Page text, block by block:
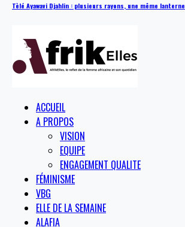
Tèlé Ayawavi Djahlin : plusieurs rayons, une même lanterne
ACCUEIL
A PROPOS
VISION
EQUIPE
ENGAGEMENT QUALITE
FÉMINISME
VBG
ELLE DE LA SEMAINE
ALAFIA